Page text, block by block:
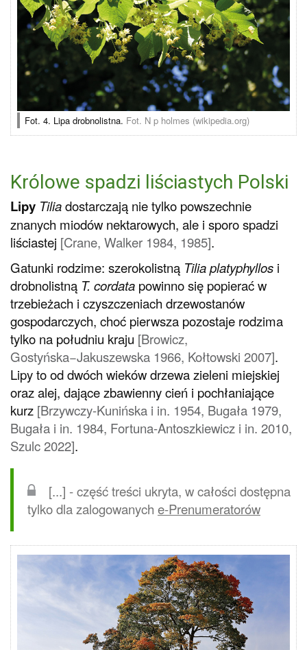
Fot. 4. Lipa drobnolistna. Fot. N p holmes (wikipedia.org)
Królowe spadzi liściastych Polski
Lipy Tiliadostarczają nie tylko powszechnie
znanych miodów nektarowych, ale i sporo spadzi
liściastej [Crane, Walker 1984, 1985].
Gatunki rodzime: szerokolistną Tilia platyphyllos i
drobnolistną T. cordata powinno się popierać w
trzebieżach i czyszczeniach drzewostanów
gospodarczych, choć pierwsza pozostaje rodzima
tylko na południu kraju [Browicz,
Gostyńska−Jakuszewska 1966, Kołtowski 2007].
Lipy to od dwóch wieków drzewa zieleni miejskiej
oraz alej, dające zbawienny cień i pochłaniające
kurz [Brzywczy-Kunińska i in. 1954, Bugała 1979,
Bugała i in. 1984, Fortuna-Antoszkiewicz i in. 2010,
Szulc 2022].
[...] - część treści ukryta, w całości dostępna
tylko dla zalogowanych e-Prenumeratorów